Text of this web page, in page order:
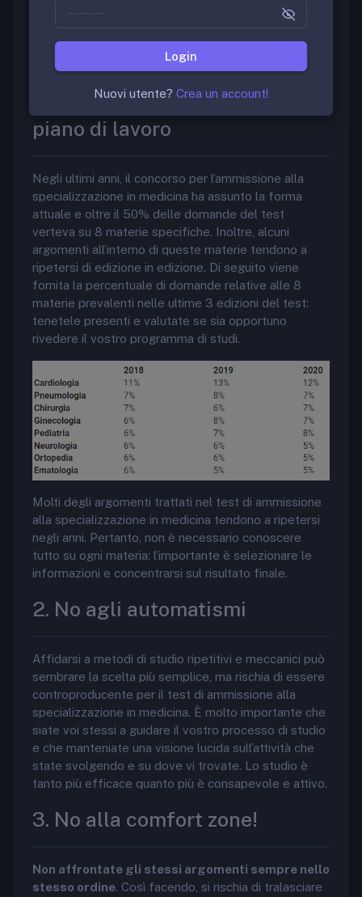
alle Scuole di Specializzazione Medica, che copre
praticamente tutto il sapere medico acquisito
durante i 6 anni di studi in medicina, è essenziale
avere un metodo di studio mirato.
1. Impostate correttamente il
piano di lavoro
Negli ultimi anni, il concorso per l’ammissione alla
specializzazione in medicina ha assunto la forma
attuale e oltre il 50% delle domande del test
verteva su 8 materie specifiche. Inoltre, alcuni
argomenti all’interno di queste materie tendono a
ripetersi di edizione in edizione. Di seguito viene
fornita la percentuale di domande relative alle 8
materie prevalenti nelle ultime 3 edizioni del test:
tenetele presenti e valutate se sia opportuno
rivedere il vostro programma di studi.
Molti degli argomenti trattati nel test di ammissione
alla specializzazione in medicina tendono a ripetersi
negli anni. Pertanto, non è necessario conoscere
tutto su ogni materia: l’importante è selezionare le
informazioni e concentrarsi sul risultato finale.
2. No agli automatismi
Affidarsi a metodi di studio ripetitivi e meccanici può
sembrare la scelta più semplice, ma rischia di essere
controproducente per il test di ammissione alla
specializzazione in medicina. È molto importante che
siate voi stessi a guidare il vostro processo di studio
e che manteniate una visione lucida sull’attività che
state svolgendo e su dove vi trovate. Lo studio è
tanto più efficace quanto più è consapevole e attivo.
3. No alla comfort zone!
Non affrontate gli stessi argomenti sempre nello
stesso ordine. Così facendo, si rischia di tralasciare
Login
Nuovi utente? Crea un account!